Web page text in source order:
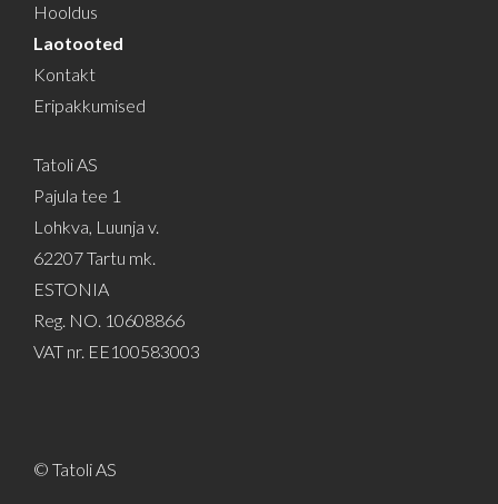
Hooldus
Laotooted
Kontakt
Eripakkumised
Tatoli AS
Pajula tee 1
Lohkva, Luunja v.
62207 Tartu mk.
ESTONIA
Reg. NO. 10608866
VAT nr. EE100583003
© Tatoli AS